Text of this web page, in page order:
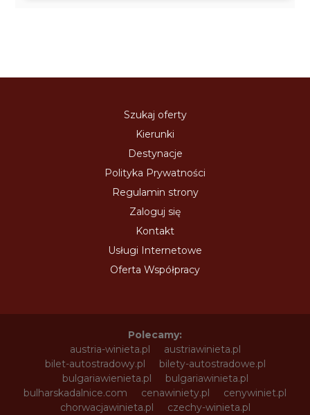
Szukaj oferty
Kierunki
Destynacje
Polityka Prywatności
Regulamin strony
Zaloguj się
Kontakt
Usługi Internetowe
Oferta Współpracy
Polecamy:
austria-winieta.pl
austriawinieta.pl
bilet-autostradowy.pl
bilety-autostradowe.pl
bulgariawienieta.pl
bulgariawinieta.pl
bulharskadalnice.com
cenawiniety.pl
cenywiniet.pl
chorwacjawinieta.pl
czechy-winieta.pl